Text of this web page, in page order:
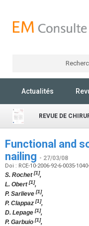
Actualités
REVUE DE
Functional and
nailing - 27/03/08
Doi : RCE-10-2006-92-6-0035-
S. Rochet[1],
L. Obert[1],
P. Sarlieve [1],
P. Clappaz [1],
D. Lepage [1],
P. Garbuio [1],